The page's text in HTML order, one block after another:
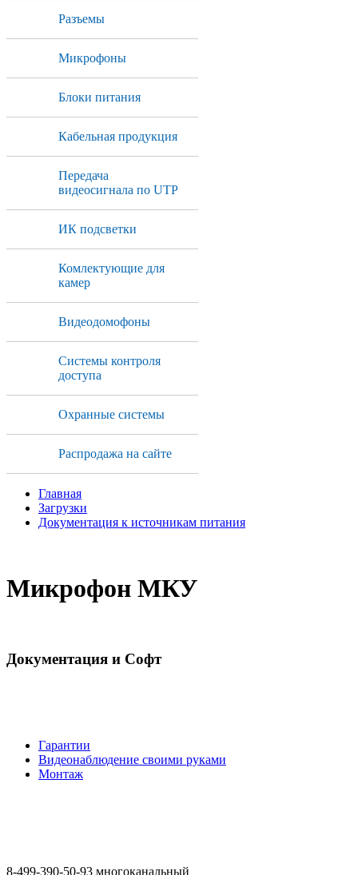
Разъемы
Микрофоны
Блоки питания
Кабельная продукция
Передача
видеосигнала по UTP
ИК подсветки
Комлектующие для
камер
Видеодомофоны
Системы контроля
доступа
Охранные системы
Распродажа на сайте
Главная
Загрузки
Документация к источникам питания
Микрофон МКУ
Документация и Софт
Гарантии
Видеонаблюдение своими руками
Монтаж
8-499-390-50-93 многоканальный